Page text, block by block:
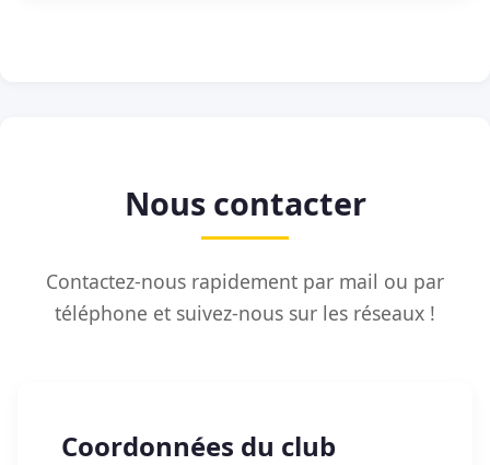
Nous contacter
Contactez-nous rapidement par mail ou par
téléphone et suivez-nous sur les réseaux !
Coordonnées du club